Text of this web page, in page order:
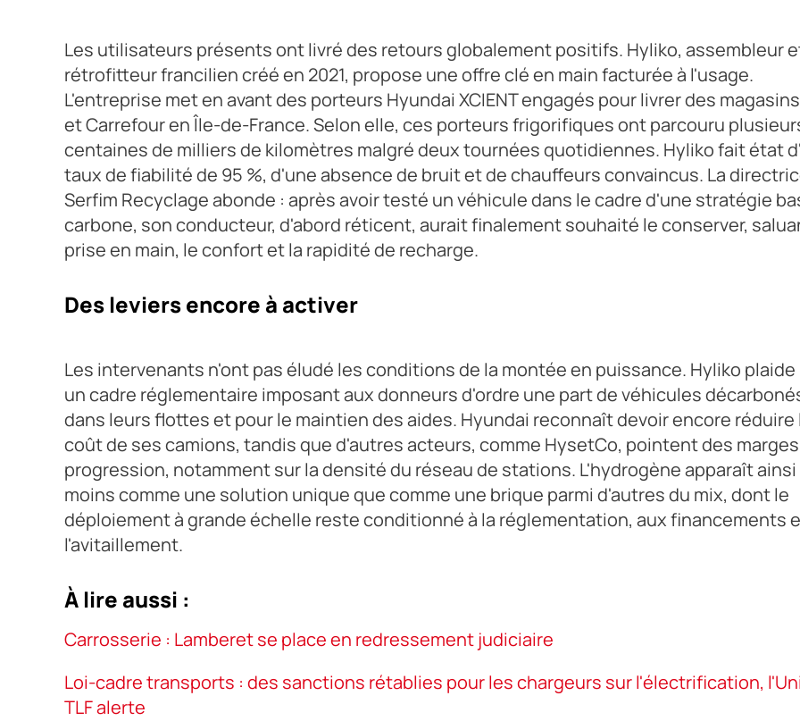
Les utilisateurs présents ont livré des retours globalement positifs. Hyliko, assembleur
rétrofitteur francilien créé en 2021, propose une offre clé en main facturée à l'usage.
L'entreprise met en avant des porteurs Hyundai XCIENT engagés pour livrer des
et Carrefour en Île-de-France. Selon elle, ces porteurs frigorifiques ont parcouru
centaines de milliers de kilomètres malgré deux tournées quotidiennes. Hyliko fait état
taux de fiabilité de 95 %, d'une absence de bruit et de chauffeurs convaincus. La
Serfim Recyclage abonde : après avoir testé un véhicule dans le cadre d'une stratégie
carbone, son conducteur, d'abord réticent, aurait finalement souhaité le conserver,
prise en main, le confort et la rapidité de recharge.
Des leviers encore à activer
Les intervenants n'ont pas éludé les conditions de la montée en puissance. Hyliko
un cadre réglementaire imposant aux donneurs d'ordre une part de véhicules
dans leurs flottes et pour le maintien des aides. Hyundai reconnaît devoir encore réduire
coût de ses camions, tandis que d'autres acteurs, comme HysetCo, pointent des
progression, notamment sur la densité du réseau de stations. L'hydrogène apparaît ainsi
moins comme une solution unique que comme une brique parmi d'autres du mix, dont le
déploiement à grande échelle reste conditionné à la réglementation, aux financements
l'avitaillement.
À lire aussi :
Carrosserie : Lamberet se place en redressement judiciaire
Loi-cadre transports : des sanctions rétablies pour les chargeurs sur l'électrification,
TLF alerte